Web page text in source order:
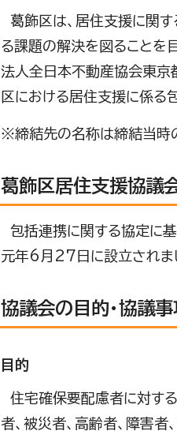
葛飾区は、居住支援に関す
る課題の解決を図ることを
法人全日本不動産協会東京
区における居住支援に係る
※締結先の名称は締結当時
葛飾区居住支援協議
包括連携に関する協定に
元年6月27日に設立されま
協議会の目的・協議
目的
住宅確保要配慮者に対す
者、被災者、高齢者、障害